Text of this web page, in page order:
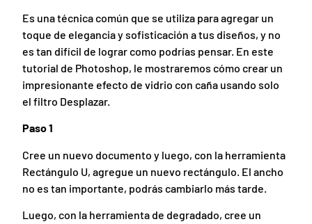
Es una técnica común que se utiliza para agregar un
toque de elegancia y sofisticación a tus diseños, y no
es tan difícil de lograr como podrías pensar. En este
tutorial de Photoshop, le mostraremos cómo crear un
impresionante efecto de vidrio con caña usando solo
el filtro Desplazar.
Paso 1
Cree un nuevo documento y luego, con la herramienta
Rectángulo U, agregue un nuevo rectángulo. El ancho
no es tan importante, podrás cambiarlo más tarde.
Luego, con la herramienta de degradado, cree un